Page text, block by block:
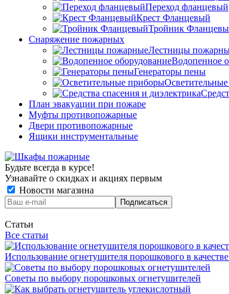
Переход фланцевый
Крест Фланцевый
Тройник
Снаряжение пожарных
Лестницы
Водопенное
Генераторы пены
План эвакуации при пожаре
Муфты противопожарные
Двери противопожарные
Ящики инструментальные
Будьте всегда в курсе!
Узнавайте о скидках и акциях первым
Новости магазина
Статьи
Все статьи
Использование огнетушителя порошкового в
Советы по выбору порошковых огнетушителей